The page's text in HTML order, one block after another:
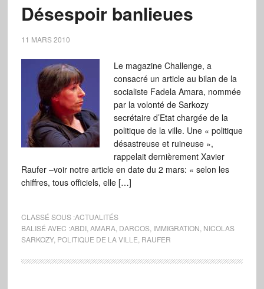
Désespoir banlieues
11 MARS 2010
Le magazine Challenge, a
consacré un article au bilan de la
socialiste Fadela Amara, nommée
par la volonté de Sarkozy
secrétaire d’Etat chargée de la
politique de la ville. Une « politique
désastreuse et ruineuse »,
rappelait dernièrement Xavier
Raufer –voir notre article en date du 2 mars: « selon les
chiffres, tous officiels, elle […]
CLASSÉ SOUS :ACTUALITÉS
BALISÉ AVEC :ABDI, AMARA, DARCOS, IMMIGRATION NICOLAS
SARKOZY, POLITIQUE DE LA VILLE RAUFER